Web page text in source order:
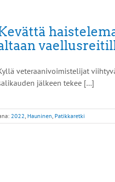
veteraanivoimistelijat
jälkeen tekee [...]
2022, Hauninen, Patikkaretki